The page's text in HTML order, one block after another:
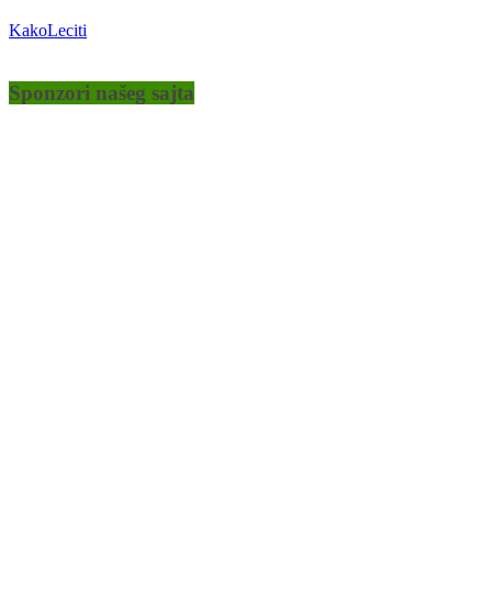
KakoLeciti
Sponzori našeg sajta